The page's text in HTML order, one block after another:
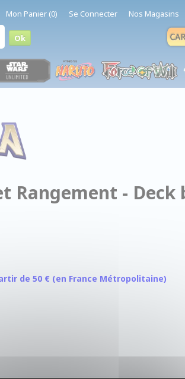
Mon Panier (0) Se Connecter Nos Magasins
Rangement - Deck
de 50 € (en France Métropolitaine)